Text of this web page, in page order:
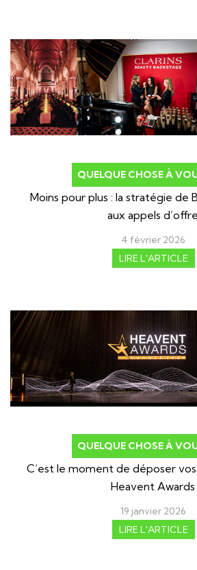
QUELQUE CHOSE À
Moins pour plus : la stratégie de
aux appels
4 février 2026
LIRE L'ARTICLE
QUELQUE CHOSE À
C’est le moment de déposer
Heavent Awards
19 janvier 2026
LIRE L'ARTICLE